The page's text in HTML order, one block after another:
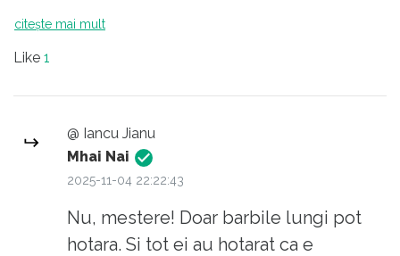
citește mai mult
Like 1
@ Iancu Jianu
Mhai Nai
2025-11-04 22:22:43
Nu, mestere! Doar barbile lungi pot
hotara. Si tot ei au hotarat ca e